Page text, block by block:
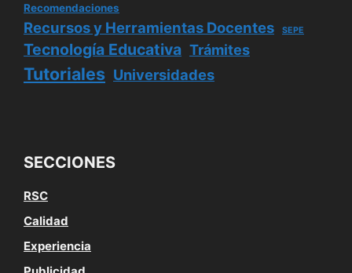
Recomendaciones
Recursos y Herramientas Docentes SEPE
Tecnología Educativa Trámites
Tutoriales Universidades
SECCIONES
RSC
Calidad
Experiencia